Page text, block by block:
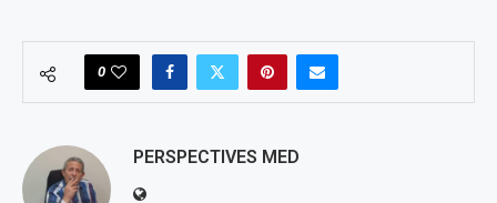
0
PERSPECTIVES MED